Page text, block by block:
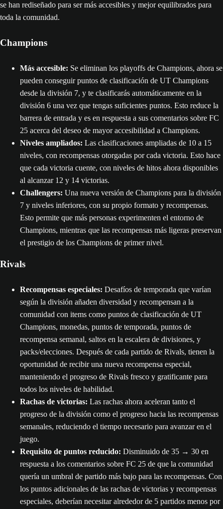
se han rediseñado para ser más accesibles y mejor equilibrados para
toda la comunidad.
Champions
Más accesible: Se eliminan los playoffs de Champions, ahora se
pueden conseguir puntos de clasificación de UT Champions
desde la división 7, y te clasificarás automáticamente en la
división 6 una vez que tengas suficientes puntos. Esto reduce la
barrera de entrada y es en respuesta a sus comentarios sobre FC
25 acerca del deseo de mayor accesibilidad a Champions.
Niveles ampliados: Las clasificaciones ampliadas de 10 a 15
niveles, con recompensas otorgadas por cada victoria. Esto hace
que cada victoria cuente, con niveles de hitos ahora disponibles
al alcanzar 12 y 14 victorias.
Challengers: Una nueva versión de Champions para la división
7 y niveles inferiores, con su propio formato y recompensas.
Esto permite que más personas experimenten el entorno de
Champions, mientras que las recompensas más ligeras preservan
el prestigio de los Champions de primer nivel.
Rivals
Recompensas especiales: Desafíos de temporada que varían
según la división añaden diversidad y recompensan a la
comunidad con items como puntos de clasificación de UT
Champions, monedas, puntos de temporada, puntos de
recompensa semanal, saltos en la escalera de divisiones, y
packs/elecciones. Después de cada partido de Rivals, tienen la
oportunidad de recibir una nueva recompensa especial,
manteniendo el progreso de Rivals fresco y gratificante para
todos los niveles de habilidad.
Rachas de victorias: Las rachas ahora aceleran tanto el
progreso de la división como el progreso hacia las recompensas
semanales, reduciendo el tiempo necesario para avanzar en el
juego.
Requisito de puntos reducido: Disminuido de 35 → 30 en
respuesta a los comentarios sobre FC 25 de que la comunidad
quería un umbral de partido más bajo para las recompensas. Con
los puntos adicionales de las rachas de victorias y recompensas
especiales, deberían necesitar alrededor de 5 partidos menos por